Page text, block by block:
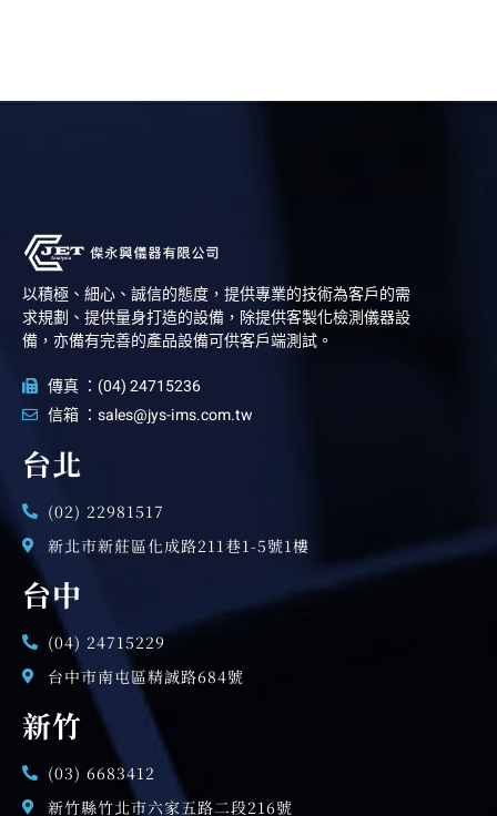
以積極、細心、誠信的態度，提供專業的技術為客戶的需
求規劃、提供量身打造的設備，除提供客製化檢測儀器設
備，亦備有完善的產品設備可供客戶端測試。
傳真 ：(04) 24715236
信箱 ：sales@jys-ims.com.tw
台北
(02) 22981517
新北市新莊區化成路211巷1-5號1樓
台中
(04) 24715229
台中市南屯區精誠路684號
新竹
(03) 6683412
新竹縣竹北市六家五路二段216號